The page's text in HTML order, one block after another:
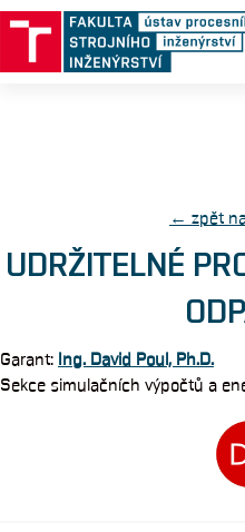
← zpět
UDRŽITELNÉ
Garant: Ing. David Poul, Ph.D.
Sekce simulačních výpočtů a